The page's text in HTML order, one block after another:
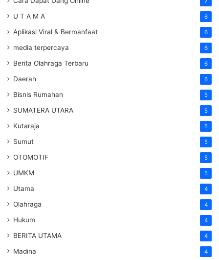
U T A M A 6
Aplikasi Viral & Bermanfaat 6
media terpercaya 6
Berita Olahraga Terbaru 6
Daerah 6
Bisnis Rumahan 5
SUMATERA UTARA 5
Kutaraja 5
Sumut 5
OTOMOTIF 5
UMKM 5
Utama 4
Olahraga 4
Hukum 4
BERITA UTAMA 4
Madina 4